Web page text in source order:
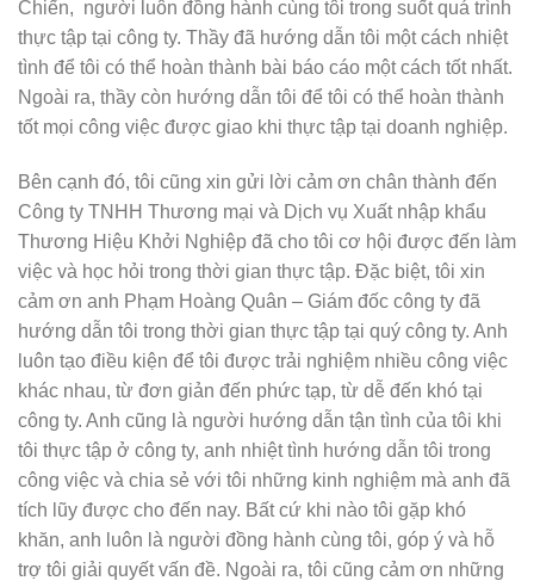
Chiến, người luôn đồng hành cùng tôi trong suốt quá trình
thực tập tại công ty. Thầy đã hướng dẫn tôi một cách nhiệt
tình để tôi có thể hoàn thành bài báo cáo một cách tốt nhất.
Ngoài ra, thầy còn hướng dẫn tôi để tôi có thể hoàn thành
tốt mọi công việc được giao khi thực tập tại doanh nghiệp.
Bên cạnh đó, tôi cũng xin gửi lời cảm ơn chân thành đến
Công ty TNHH Thương mại và Dịch vụ Xuất nhập khẩu
Thương Hiệu Khởi Nghiệp đã cho tôi cơ hội được đến làm
việc và học hỏi trong thời gian thực tập. Đặc biệt, tôi xin
cảm ơn anh Phạm Hoàng Quân – Giám đốc công ty đã
hướng dẫn tôi trong thời gian thực tập tại quý công ty. Anh
luôn tạo điều kiện để tôi được trải nghiệm nhiều công việc
khác nhau, từ đơn giản đến phức tạp, từ dễ đến khó tại
công ty. Anh cũng là người hướng dẫn tận tình của tôi khi
tôi thực tập ở công ty, anh nhiệt tình hướng dẫn tôi trong
công việc và chia sẻ với tôi những kinh nghiệm mà anh đã
tích lũy được cho đến nay. Bất cứ khi nào tôi gặp khó
khăn, anh luôn là người đồng hành cùng tôi, góp ý và hỗ
trợ tôi giải quyết vấn đề. Ngoài ra, tôi cũng cảm ơn những